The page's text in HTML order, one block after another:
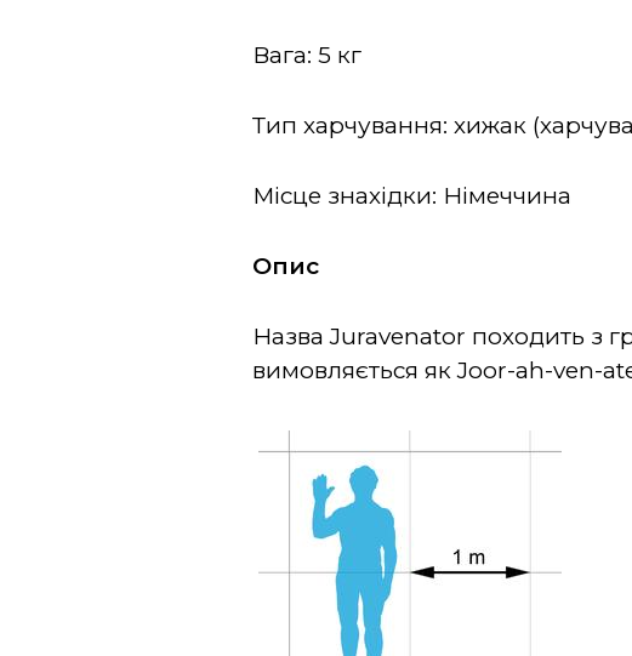
Вага: 5 кг
Тип харчування: хижак
Місце знахідки: Німеччина
Опис
Назва Juravenator походить з
вимовляється як Joor-ah-ven-